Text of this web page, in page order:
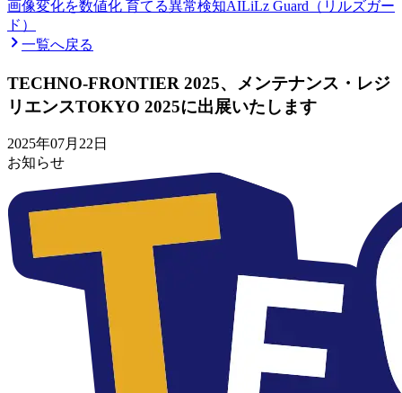
画像変化を数値化 育てる異常検知AILiLz Guard（リルズガー
ド）
一覧へ戻る
TECHNO-FRONTIER 2025、メンテナンス・レジ
リエンスTOKYO 2025に出展いたします
2025年07月22日
お知らせ